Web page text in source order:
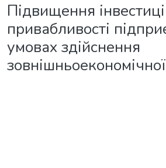
Підвищення
привабливості
умовах здійснення